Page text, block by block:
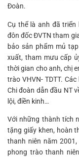
Đoàn.
Cụ thể là anh đã
đôn đốc ĐVTN tham
bảo sản phẩm mủ
xuất, tham mưu cấp
thời gian cho anh, chị
trào VHVN- TDTT.
Chi đoàn dẫn đầu NT
lội, điền kinh…
Với những thành tích
tặng giấy khen, hoàn
thanh niên năm
phong trào thanh